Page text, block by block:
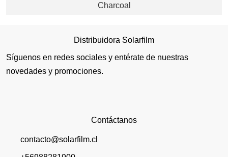
Charcoal
Distribuidora Solarfilm
Síguenos en redes sociales y entérate de nuestras
novedades y promociones.
Contáctanos
contacto@solarfilm.cl